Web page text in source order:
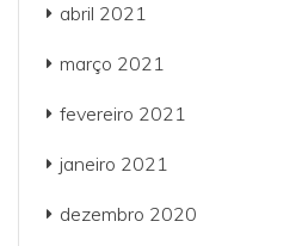
abril 2021
março 2021
fevereiro 2021
janeiro 2021
dezembro 2020